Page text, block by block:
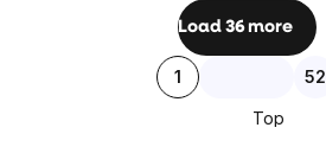
Listing
controls
Load 36 more
Pagination
1 52
Top